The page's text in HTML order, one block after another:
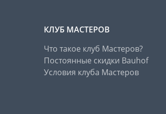
КЛУБ МАСТЕРОВ
Что такое клуб Мастеров?
Постоянные скидки Bauhof
Условия клуба Мастеров